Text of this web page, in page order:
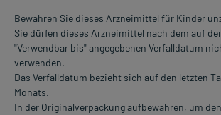
Bewahren Sie dieses Arzneimittel für Kinder
Sie dürfen dieses Arzneimittel nach dem auf
"Verwendbar bis" angegebenen Verfalldatum
verwenden.
Das Verfalldatum bezieht sich auf den letzten
Monats.
In der Originalverpackung aufbewahren, um